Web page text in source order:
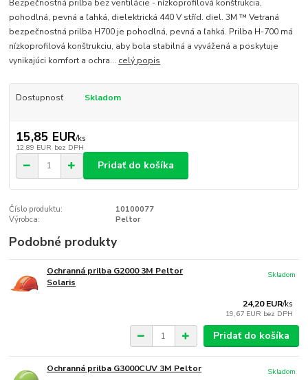
Bezpečnostná prilba bez ventilácie - nízkoprofilová konštrukcia,
pohodlná, pevná a ľahká, dielektrická‎ 440 V stříd. diel. 3M ™ Vetraná
bezpečnostná prilba H700 je pohodlná, pevná a ľahká. Prilba H-700 má
nízkoprofilová konštrukciu, aby bola stabilná a vyvážená a poskytuje
vynikajúci komfort a ochra... celý popis
Dostupnosť Skladom
15,85 EUR/ks
12,89 EUR bez DPH
Pridať do košíka
Číslo produktu:
10100077
Výrobca:
Peltor
Podobné produkty
Ochranná prilba G2000 3M Peltor
Solaris
24,20 EUR/ks
19,67 EUR bez DPH
Skladom
Pridať do košíka
Ochranná prilba G3000CUV 3M Peltor
Skladom